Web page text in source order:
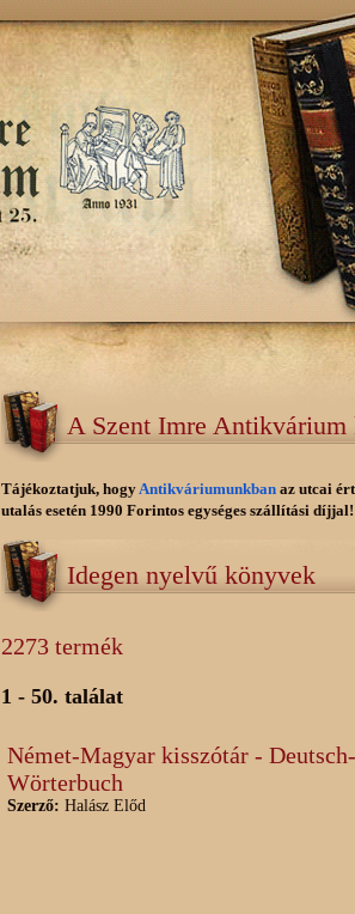
A Szent Imre Antikvárium
Tájékoztatjuk, hogyAntikváriumunkban az utcai
utalás esetén 1990 Forintos egységes szállítási díjjal!
Idegen nyelvű könyvek
2273 termék
1 - 50. találat
Német-Magyar kisszótár -
Wörterbuch
Szerző: Halász Előd